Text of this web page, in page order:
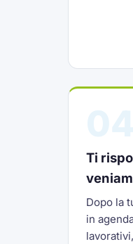
Ti
Dopo la
in